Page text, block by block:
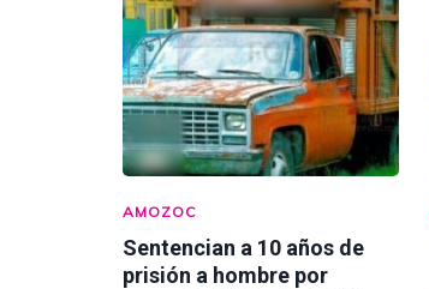
AMOZOC
Sentencian a 10 años de
prisión a hombre por